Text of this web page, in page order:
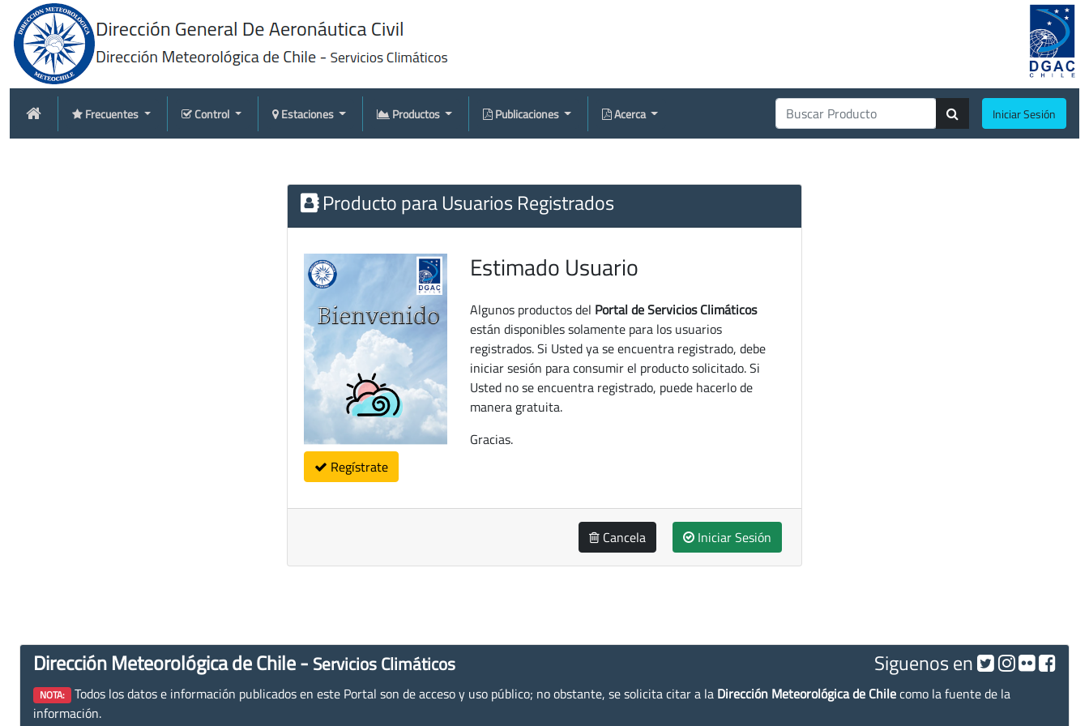
Frecuentes Control Estaciones Productos Publicaciones Acerca Iniciar Sesión
Producto para Usuarios Registrados
Regístrate
Estimado Usuario
Algunos productos del Portal de Servicios Climáticos
están disponibles solamente para los usuarios
registrados. Si Usted ya se encuentra registrado, debe
iniciar sesión para consumir el producto solicitado. Si
Usted no se encuentra registrado, puede hacerlo de
manera gratuita.
Gracias.
Cancela Iniciar Sesión
Dirección Meteorológica de Chile - Servicios Climáticos Siguenos en
NOTA: Todos los datos e información publicados en este Portal son de acceso y uso público; no obstante, se solicita citar a la Dirección Meteorológica de Chilecomo la fuente de la
información.